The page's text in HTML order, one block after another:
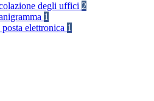
degli uffici 2
1
elettronica 1